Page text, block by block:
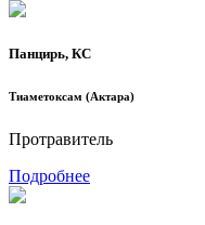
Панцирь, КС
Тиаметоксам (Актара)
Протравитель
Подробнее